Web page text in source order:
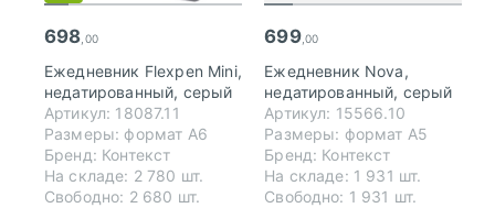
698 ,00
Ежедневник Flexpen Mini,
недатированный, серый
Артикул: 18087.11
Размеры: формат А6
Бренд: Контекст
На складе: 2 780 шт.
Свободно: 2 680 шт.
699,00
Ежедневник Nova,
недатированный, серый
Артикул: 15566.10
Размеры: формат А5
Бренд: Контекст
На складе: 1 931 шт.
Свободно: 1 931 шт.